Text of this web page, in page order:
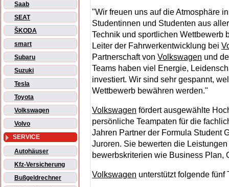
Saab
SEAT
ŠKODA
smart
Subaru
Suzuki
Tesla
Toyota
Volkswagen
Volvo
SERVICE
Autohäuser
Kfz-Versicherung
Bußgeldrechner
"Wir freuen uns auf die Atmosphäre
Studentinnen und Studenten aus
Technik und sportlichen Wettbewerb
Leiter der Fahrwerkentwicklung bei
Partner­schaft von Volkswagen und
Teams haben viel Energie,
investiert. Wir sind sehr gespannt,
Wettbewerb bewähren werden."
Volkswagen fördert ausgewählte
persönliche Teampaten für die
Jahren Partner der Formula Student
Juroren. Sie bewerten die
bewerbs­kriterien wie Business Plan,
Volkswagen unterstützt folgende